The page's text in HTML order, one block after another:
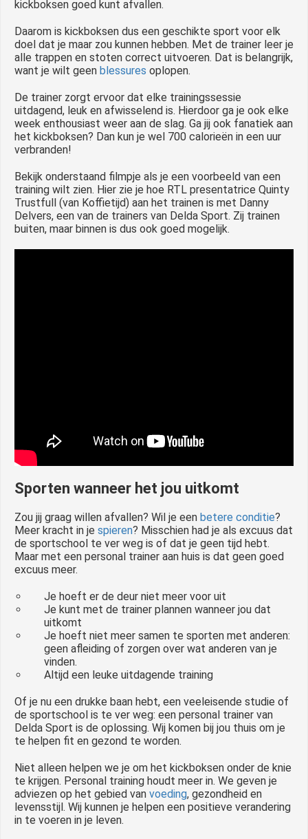
kickboksen goed kunt afvallen.
Daarom is kickboksen dus een geschikte sport voor elk
doel dat je maar zou kunnen hebben. Met de trainer leer je
alle trappen en stoten correct uitvoeren. Dat is belangrijk,
want je wilt geen blessures oplopen.
De trainer zorgt ervoor dat elke trainingssessie
uitdagend, leuk en afwisselend is. Hierdoor ga je ook elke
week enthousiast weer aan de slag. Ga jij ook fanatiek aan
het kickboksen? Dan kun je wel 700 calorieën in een uur
verbranden!
Bekijk onderstaand filmpje als je een voorbeeld van een
training wilt zien. Hier zie je hoe RTL presentatrice Quinty
Trustfull (van Koffietijd) aan het trainen is met Danny
Delvers, een van de trainers van Delda Sport. Zij trainen
buiten, maar binnen is dus ook goed mogelijk.
Sporten wanneer het jou uitkomt
Zou jij graag willen afvallen? Wil je een betere conditie?
Meer kracht in je spieren? Misschien had je als excuus dat
de sportschool te ver weg is of dat je geen tijd hebt.
Maar met een personal trainer aan huis is dat geen goed
excuus meer.
Je hoeft er de deur niet meer voor uit
Je kunt met de trainer plannen wanneer jou dat
uitkomt
Je hoeft niet meer samen te sporten met anderen:
geen afleiding of zorgen over wat anderen van je
vinden.
Altijd een leuke uitdagende training
Of je nu een drukke baan hebt, een veeleisende studie of
de sportschool is te ver weg: een personal trainer van
Delda Sport is de oplossing. Wij komen bij jou thuis om je
te helpen fit en gezond te worden.
Niet alleen helpen we je om het kickboksen onder de knie
te krijgen. Personal training houdt meer in. We geven je
adviezen op het gebied van voeding, gezondheid en
levensstijl. Wij kunnen je helpen een positieve verandering
in te voeren in je leven.